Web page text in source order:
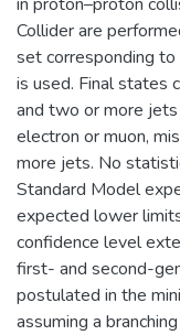
и
Collider are
set corresponding
is used. Final states
and two or more
electron or muon,
more jets. No
Standard Model
expected lower
confidence level
first- and second-
postulated in the
assuming a